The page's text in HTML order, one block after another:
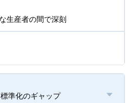
生産者の間で深刻
準化のギャップ